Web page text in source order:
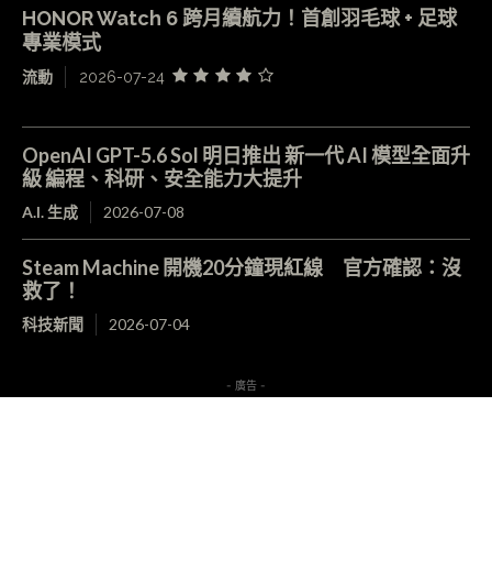
HONOR Watch 6 跨月續航力！首創羽毛球 + 足球
專業模式
流動 2026-07-24
OpenAI GPT-5.6 Sol 明日推出 新一代 AI 模型全面升
級 編程、科研、安全能力大提升
A.I. 生成 2026-07-08
Steam Machine 開機20分鐘現紅線 官方確認：沒
救了！
科技新聞 2026-07-04
- 廣告 -